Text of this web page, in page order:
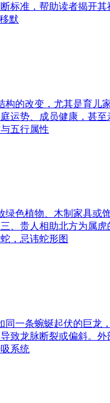
标准，帮助读者揭开
默
的改变，尤其是育儿
运势、成员健康，甚至
五行属性
色植物、木制家具或
、贵人相助北方为属
，忌讳蛇形图
一条蜿蜒起伏的巨龙
致龙脉断裂或偏斜。外
系统